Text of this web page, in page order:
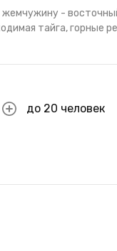
-
тайга, горные
до 20 человек